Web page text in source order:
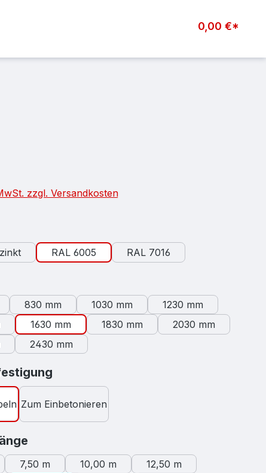
0,00 €*
zzgl. Versandkosten
RAL 6005 RAL 7016
830 mm 1030 mm
1230 mm
1630 mm 1830 mm
2030 mm
2430 mm
Zum Einbetonieren
7,50 m 10,00 m
12,50 m